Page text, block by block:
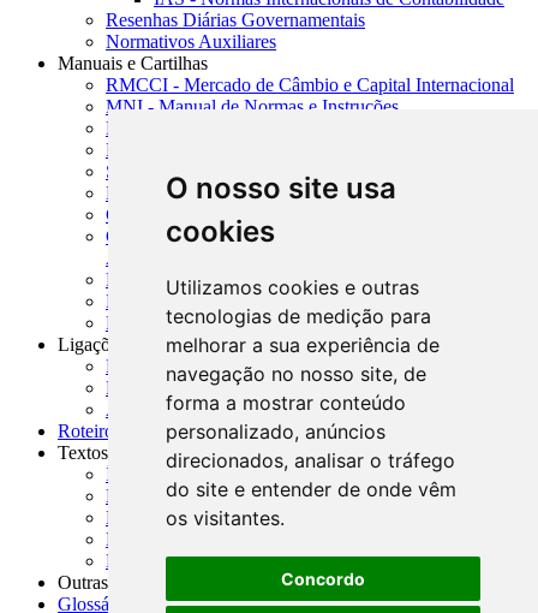
O nosso site usa
cookies
Utilizamos cookies e outras
tecnologias de medição para
melhorar a sua experiência de
navegação no nosso site, de
forma a mostrar conteúdo
personalizado, anúncios
direcionados, analisar o tráfego
do site e entender de onde vêm
os visitantes.
Concordo
Resenhas Diárias Governamentais
Normativos Auxiliares
Manuais e Cartilhas
RMCCI - Mercado de Câmbio e Capital Internacional
MNI - Manual de Normas e Instruções
MTVM - Manual de Títulos e Valores Mobiliários
MCR - Manual de Crédito Rural
SISORF - Manual de Organização do SFN
MASUP - Manual de Supervisão Bancária
CADOC - Catálogo de Documentos
CNAE-CONCLA - Classificação Nacional de
Atividades Econômicas
PMF - Cartilhas do BCB
Manuais Auxiliares do BCB e Cosif-e
Resenhas Diárias Governamentais
Ligações Externas
Links Úteis
Presidência da República
Agências Nacionais Reguladoras
Roteiros para Estudos
Textos
Índice de Textos
Editorial
Monografias
Na Imprensa
Fórum de Discussão
Outras ferramentas
Glossário